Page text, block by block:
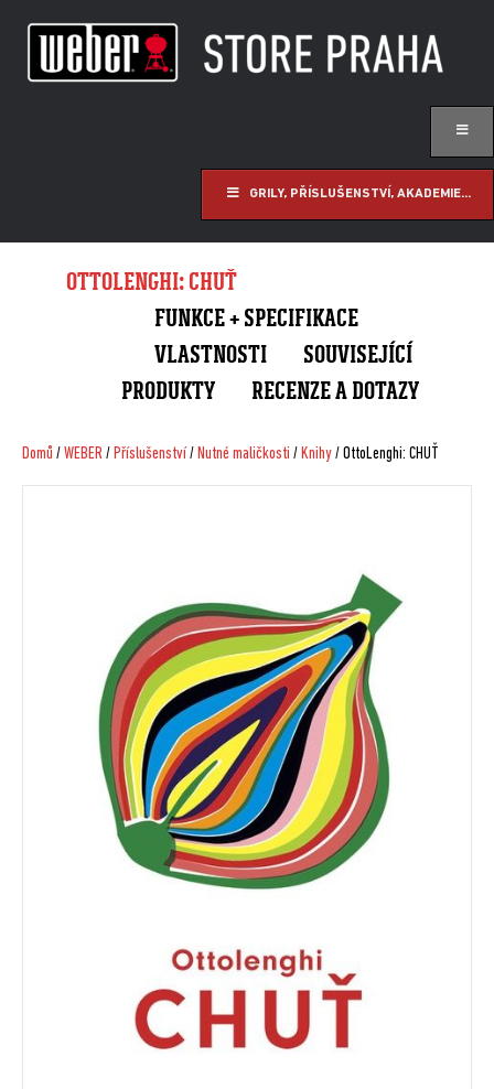
GRILY, PŘÍSLUŠENSTVÍ, AKADEMIE...
OTTOLENGHI: CHUŤ
FUNKCE + SPECIFIKACE
VLASTNOSTI
SOUVISEJÍCÍ
PRODUKTY
RECENZE A DOTAZY
Domů /WEBER/ Příslušenství/ Nutné maličkosti / Knihy/ OttoLenghi: CHUŤ